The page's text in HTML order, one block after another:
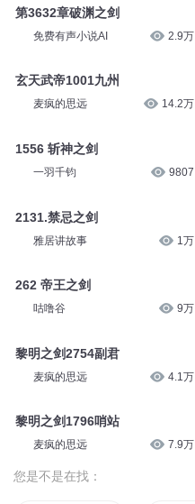
第3632章破渊之剑
免费有声小说AI 2.9万
玄天武帝1001九州
麦疯的思远 14.2万
1556 斩神之剑
一羽千钧 9807
2131.禁忌之剑
雅居讲故事 1万
262 帝王之剑
咕噜谷 9万
黎明之剑2754副君
麦疯的思远 4.1万
黎明之剑1796哨站
麦疯的思远 7.9万
您是不是在找：